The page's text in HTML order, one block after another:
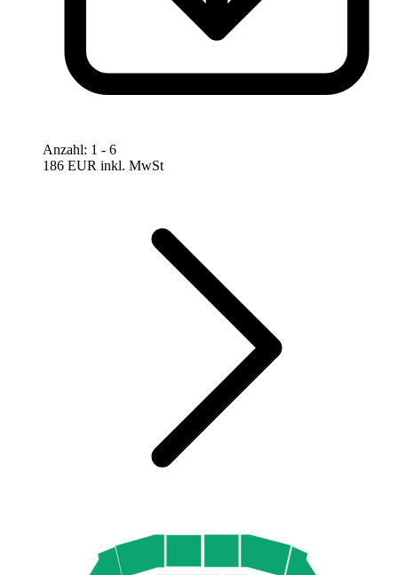
Anzahl: 1 - 6
186 EUR inkl. MwSt